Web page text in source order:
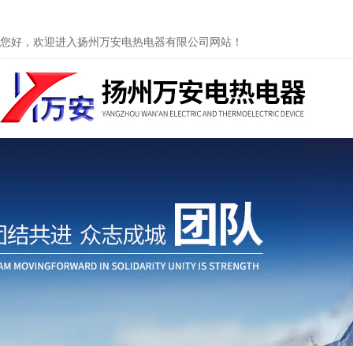
您好，欢迎进入扬州万安电热电器有限公司网站！